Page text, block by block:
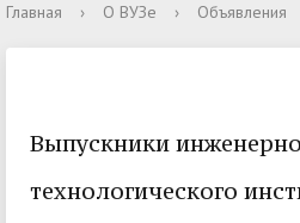
Главная › О ВУЗе › Объявления
Выпускники
технологического